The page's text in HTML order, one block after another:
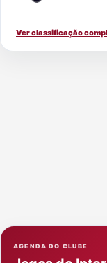
Ver classificação
AGENDA DO CLUBE